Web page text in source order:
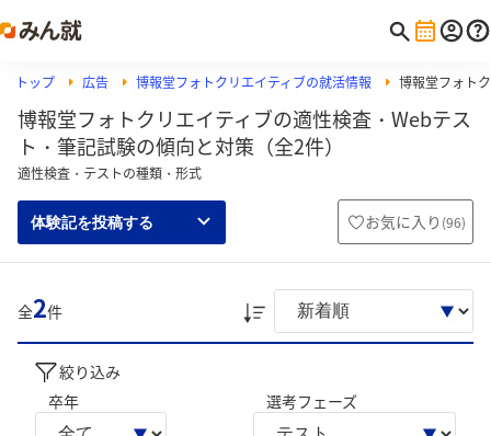
トップ 広告 博報堂フォトクリエイティブの就活情報 博報堂フォト
博報堂フォトクリエイティブの適性検査・Webテス
ト・筆記試験の傾向と対策（全2件）
適性検査・テストの種類・形式
体験記を投稿する お気に入り (96)
全2件
絞り込み
卒年
選考フェーズ